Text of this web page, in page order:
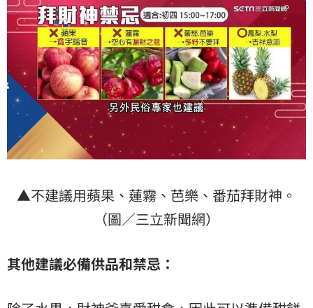
▲不建議用蘋果、蓮霧、芭樂、番茄拜財神。
（圖／三立新聞網）
其他建議必備供品和禁忌：